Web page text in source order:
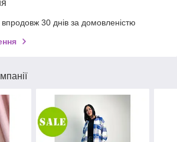
30 днів за домовленістю